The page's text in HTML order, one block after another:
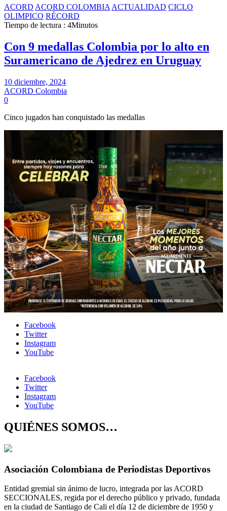
ACORD ACORD COLOMBIA ACTUALIDAD CICLO
OLIMPICO RÉCORD
Tiempo de lectura : 4Minutos
Con 9 medallas Colombia por lo alto en
Suramericano de Ajedrez en Uruguay
10 diciembre, 2024
ACORD Colombia
0
Cinco jugados han conquistado las medallas
Facebook
Twitter
Instagram
YouTube
Facebook
Twitter
Instagram
YouTube
QUIÉNES SOMOS…
Asociación Colombiana de Periodistas Deportivos
Entidad gremial sin ánimo de lucro, integrada por las ACORD
SECCIONALES, regida por el derecho público y privado, fundada
en la ciudad de Santiago de Cali el día 12 de diciembre de 1950 y